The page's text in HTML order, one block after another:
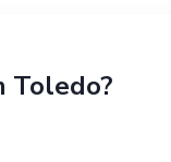
Toledo?